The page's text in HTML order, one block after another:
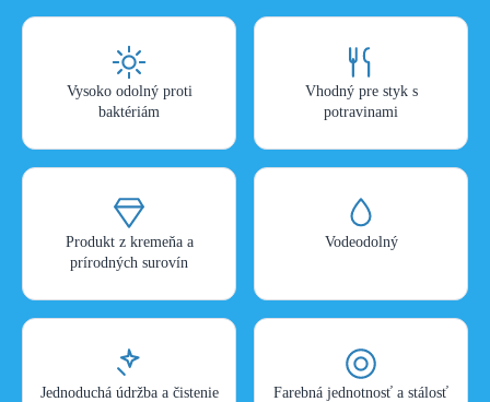
Vysoko odolný proti
baktériám
Vhodný pre styk s
potravinami
Produkt z kremeňa a
prírodných surovín
Vodeodolný
Jednoduchá údržba a čistenie Farebná jednotnosť a stálosť